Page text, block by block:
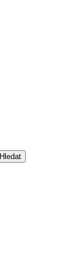
Hledat